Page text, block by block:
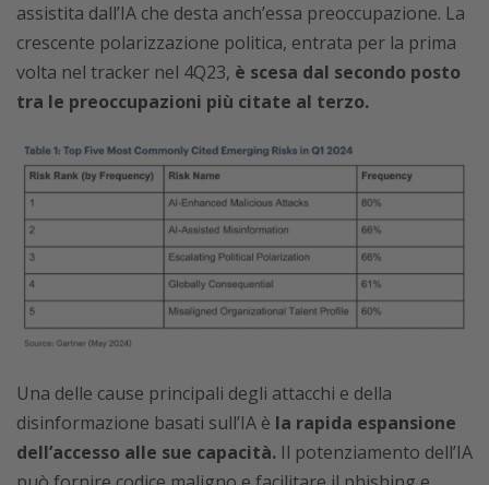
assistita dall’IA che desta anch’essa preoccupazione. La
crescente polarizzazione politica, entrata per la prima
volta nel tracker nel 4Q23, è scesa dal secondo posto
tra le preoccupazioni più citate al terzo.
Una delle cause principali degli attacchi e della
disinformazione basati sull’IA è la rapida espansione
dell’accesso alle sue capacità. Il potenziamento dell’IA